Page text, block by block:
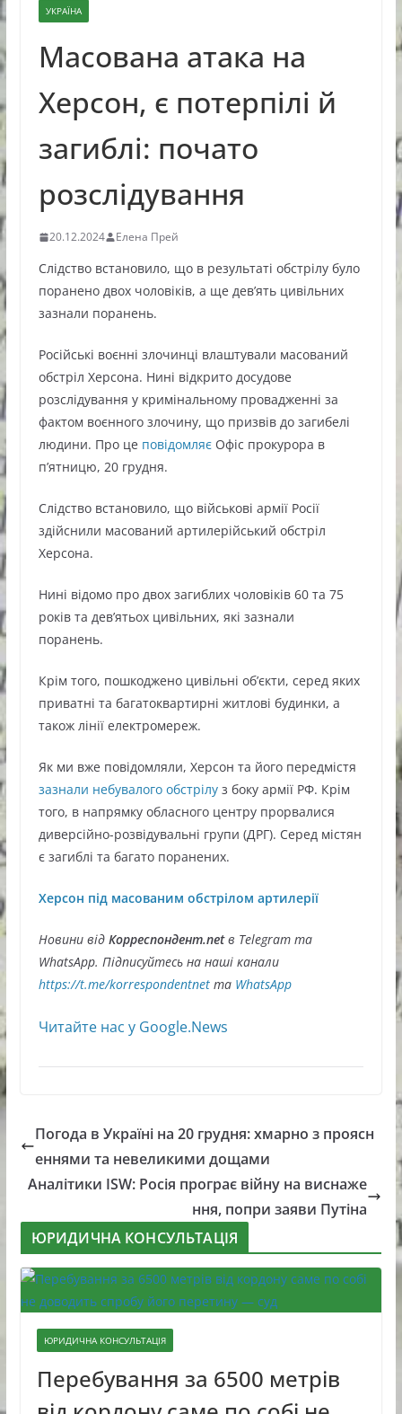
УКРАЇНА
Масована атака на
Херсон, є потерпілі й
загиблі: почато
розслідування
20.12.2024 Елена Прей
Слідство встановило, що в результаті обстрілу було
поранено двох чоловіків, а ще дев’ять цивільних
зазнали поранень.
Російські воєнні злочинці влаштували масований
обстріл Херсона. Нині відкрито досудове
розслідування у кримінальному провадженні за
фактом воєнного злочину, що призвів до загибелі
людини. Про це повідомляєОфіс прокурора в
п’ятницю, 20 грудня.
Слідство встановило, що військові армії Росії
здійснили масований артилерійський обстріл
Херсона.
Нині відомо про двох загиблих чоловіків 60 та 75
років та дев’ятьох цивільних, які зазнали
поранень.
Крім того, пошкоджено цивільні обʼєкти, серед яких
приватні та багатоквартирні житлові будинки, а
також лінії електромереж.
Як ми вже повідомляли, Херсон та його передмістя
зазнали небувалого обстрілуз боку армії РФ. Крім
того, в напрямку обласного центру прорвалися
диверсійно-розвідувальні групи (ДРГ). Серед містян
є загиблі та багато поранених.
Херсон під масованим обстрілом артилерії
Новини відКорреспондент.netв Telegram та
WhatsApp. Підписуйтесь на наші канали
https://t.me/korrespondentnetта WhatsApp
Читайте нас у Google.News
Погода в Україні на 20 грудня: хмарно з проясн
еннями та невеликими дощами
Аналітики ISW: Росія програє війну на виснаже
ння, попри заяви Путіна
ЮРИДИЧНА КОНСУЛЬТАЦІЯ
ЮРИДИЧНА КОНСУЛЬТАЦІЯ
Перебування за 6500 метрів